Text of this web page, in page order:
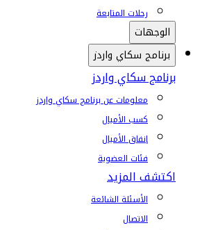
رحلات المتابعة
الوجهات
برنامج سكاي واردز
برنامج سكاي واردز
معلومات عن برنامج سكاي واردز
كسب الأميال
إنفاق الأميال
فئات العضوية
اكتشف المزيد
الأسئلة الشائعة
الاتصال